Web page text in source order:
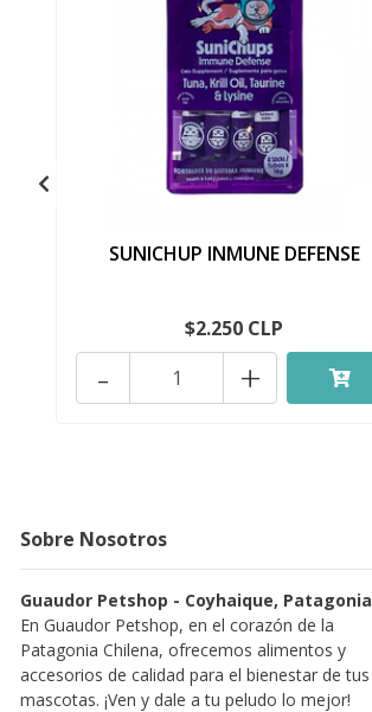
SUNICHUP INMUNE DEFENSE
$2.250 CLP
+
-
Sobre Nosotros
Guaudor Petshop - Coyhaique, Patagonia
En Guaudor Petshop, en el corazón de la
Patagonia Chilena, ofrecemos alimentos y
accesorios de calidad para el bienestar de tus
mascotas. ¡Ven y dale a tu peludo lo mejor!